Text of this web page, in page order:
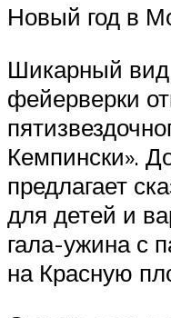
Новый год в
Шикарный
фейерверки
Кемпински».
предлагает
для детей и
гала-ужина с
на Красную